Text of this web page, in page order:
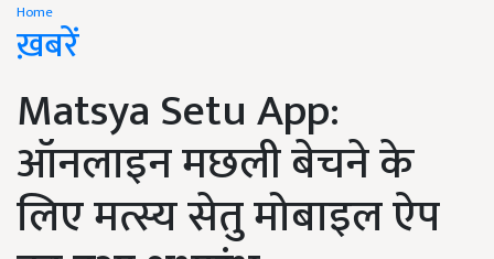
Home
ख़बरें
Matsya Setu App:
ऑनलाइन मछली बेचने के
लिए मत्स्य सेतु मोबाइल ऐप